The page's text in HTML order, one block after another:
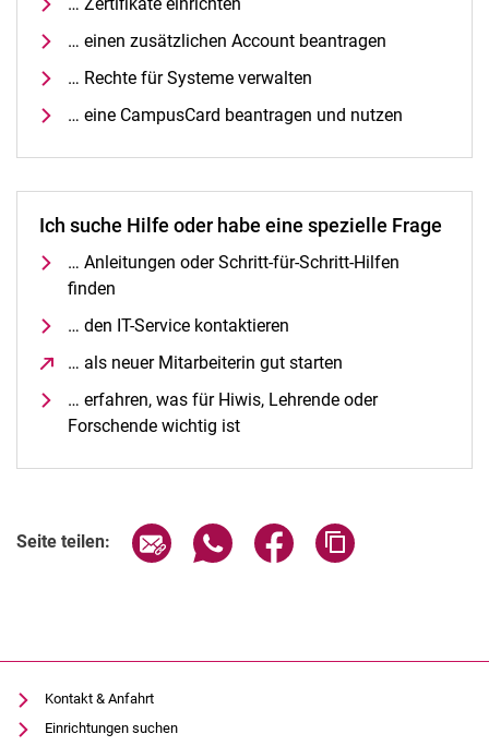
… einen zusätzlichen Account beantragen
… Rechte für Systeme verwalten
… eine CampusCard beantragen und nutzen
Ich suche Hilfe oder habe eine spezielle Frage
… Anleitungen oder Schritt-für-Schritt-Hilfen
finden
… den IT-Service kontaktieren
… als neuer Mitarbeiterin gut starten
… erfahren, was für Hiwis, Lehrende oder
Forschende wichtig ist
Seite teilen: Seite über E-Mail teilen
Seite über WhatsApp teilen
Seite über Facebook
Kontakt & Anfahrt
Einrichtungen suchen